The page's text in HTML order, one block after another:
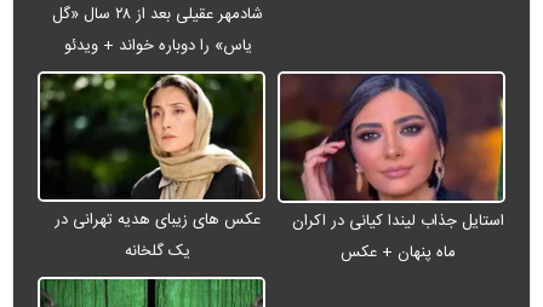
شادمهر عقیلی بعد از ۲۸ سال «گل
یاس» را دوباره خواند + ویدئو
استایل جذاب لیندا کیانی در اکران
ماه پنهان + عکس
عکس های زیبای هدیه تهرانی در
یک گلخانه